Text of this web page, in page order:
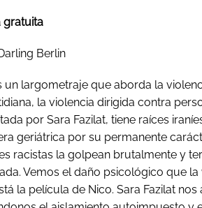
gratuita
Berlin
un largometraje que aborda la
la violencia dirigida contra
por Sara Fazilat, tiene raíces
geriátrica por su permanente
racistas la golpean brutalmente y
Vemos el daño psicológico que
la película de Nico. Sara Fazilat